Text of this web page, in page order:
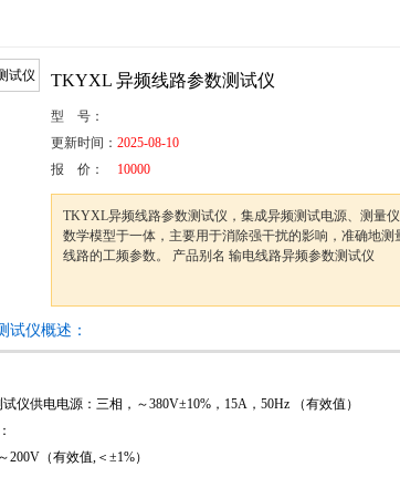
TKYXL 异频线路参数测试仪
型 号：
更新时间： 2025-08-10
报 价：
10000
TKYXL异频线路参数测试仪，集成异频测试电源、测量仪
数学模型于一体，主要用于消除强干扰的影响，准确地测
线路的工频参数。 产品别名 输电线路异频参数测试仪
试仪概述：
仪供电电源：三相，～380V±10% ， 15A ， 50Hz
（有效值）
～200V （有效值, ＜±1%）